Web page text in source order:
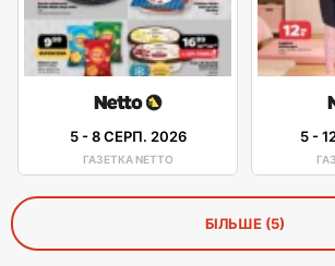
5-8 СЕРП. 2026
ГАЗЕТКА NETTO
5-
БІЛЬШЕ (5)